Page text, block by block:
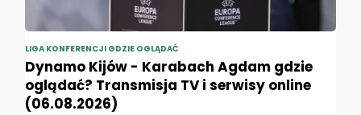
LIGA KONFERENCJI GDZIE OGLĄDAĆ
Dynamo Kijów - Karabach Agdam gdzie
oglądać? Transmisja TV i serwisy online
(06.08.2026)